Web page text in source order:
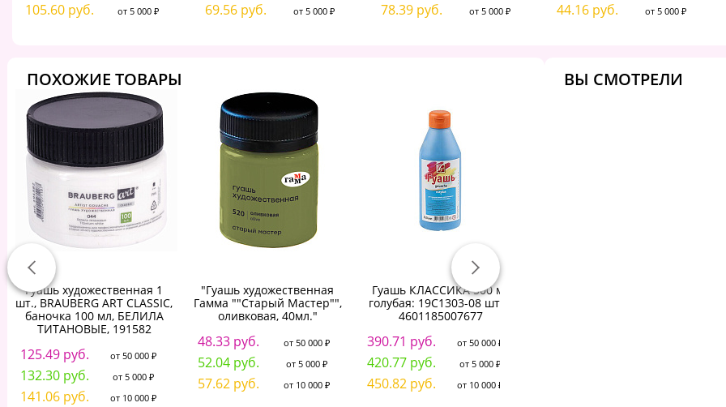
105.60 руб. от 5 000 ₽ 69.56 руб. от 5 000 ₽ 78.39 руб. от 5 000 ₽ 44.16 руб. от 5 000 ₽
ПОХОЖИЕ ТОВАРЫ
Гуашь художественная 1
шт., BRAUBERG ART CLASSIC,
баночка 100 мл, БЕЛИЛА
ТИТАНОВЫЕ, 191582
125.49 руб. от 50 000 ₽
132.30 руб. от 5 000 ₽
141.06 руб. от 10 000 ₽
"Гуашь художественная
Гамма ""Старый Мастер"",
оливковая, 40мл."
48.33 руб. от 50 000 ₽
52.04 руб. от 5 000 ₽
57.62 руб. от 10 000 ₽
Гуашь КЛАССИКА 500 мл
голубая: 19С1303-08 штр.:
4601185007677
390.71 руб. от 50 000 ₽
420.77 руб. от 5 000 ₽
450.82 руб. от 10 000 ₽
ВЫ СМОТРЕЛИ